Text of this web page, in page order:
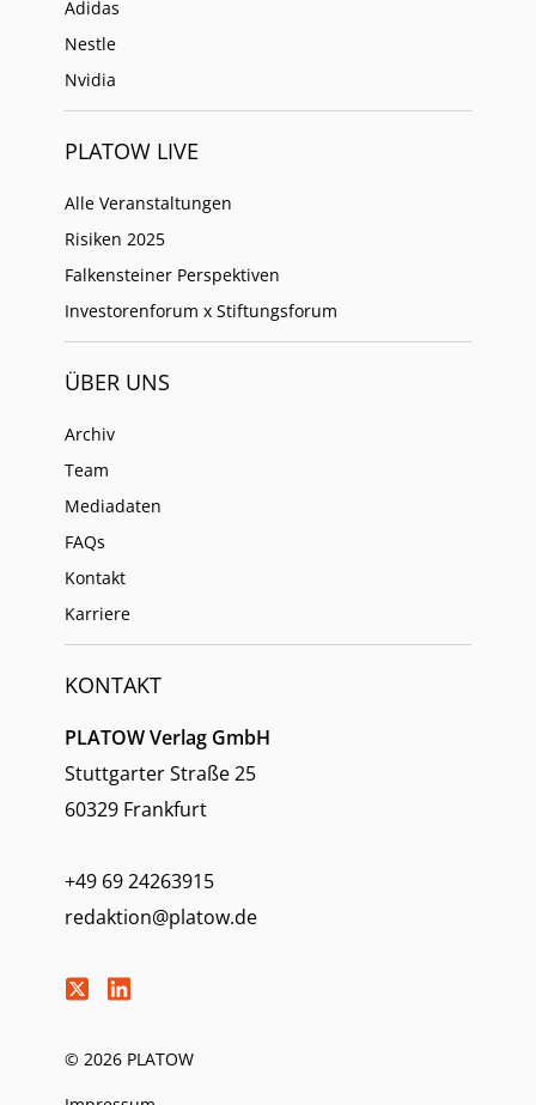
Adidas
Nestle
Nvidia
PLATOW LIVE
Alle Veranstaltungen
Risiken 2025
Falkensteiner Perspektiven
Investorenforum x Stiftungsforum
ÜBER UNS
Archiv
Team
Mediadaten
FAQs
Kontakt
Karriere
KONTAKT
PLATOW Verlag GmbH
Stuttgarter Straße 25
60329 Frankfurt
+49 69 24263915
redaktion@platow.de
© 2026 PLATOW